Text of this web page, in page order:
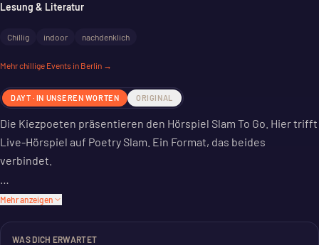
Lesung & Literatur
Chillig indoor nachdenklich
Mehrchillige Events in Berlin →
DAYT · IN UNSEREN WORTEN ORIGINAL
Die Kiezpoeten präsentieren den Hörspiel Slam To Go. Hier trifft
Live-Hörspiel auf Poetry Slam. Ein Format, das beides
verbindet.
Es ist ein geleiteter Sonntagsausflug. Durch Gärten, mit
und gesprochenem Wort.
Mehr anzeigen
WAS DICH ERWARTET